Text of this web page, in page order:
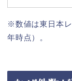
※数値は東日本
年時点）。